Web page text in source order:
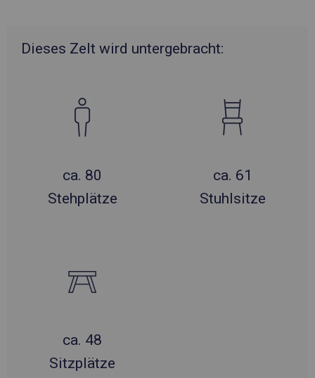
Dieses Zelt wird untergebracht:
ca. 80
Stehplätze
ca. 61
Stuhlsitze
ca. 48
Sitzplätze